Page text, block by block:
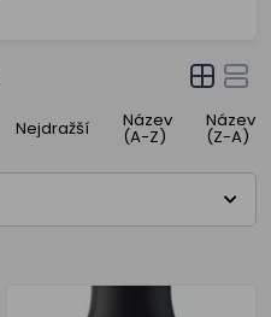
Nejdražší Název
(A-Z)
Název
(Z-A)